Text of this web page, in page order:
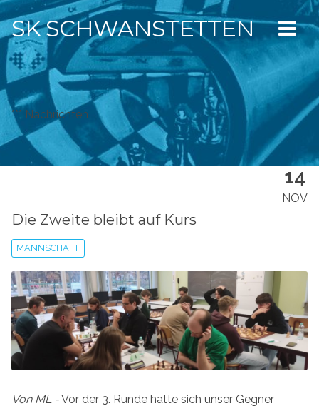
SK SCHWANSTETTEN
*** Nachrichten
14
NOV
Die Zweite bleibt auf Kurs
MANNSCHAFT
Von ML -Vor der 3. Runde hatte sich unser Gegner